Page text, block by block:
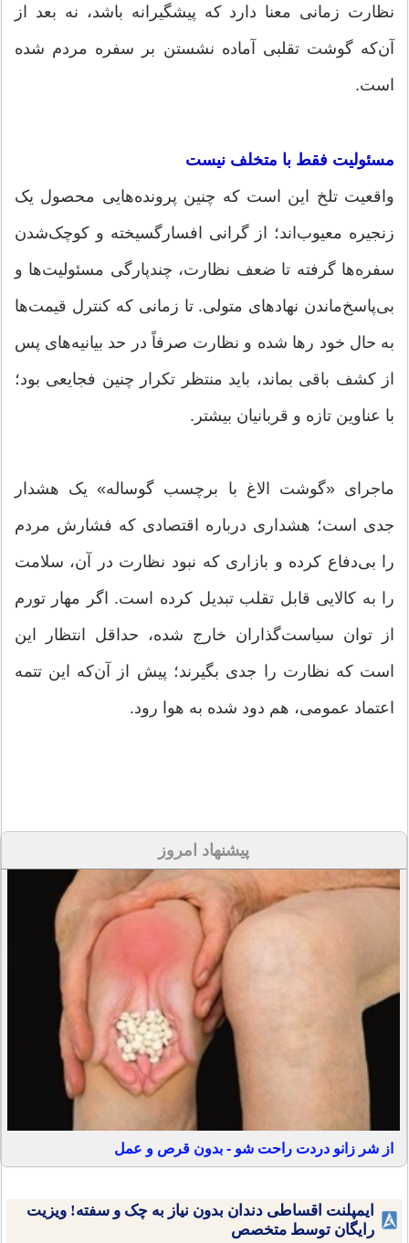
نظارت زمانی معنا دارد که پیشگیرانه باشد، نه بعد از
آن‌که گوشت تقلبی آماده نشستن بر سفره مردم شده
است.
مسئولیت فقط با متخلف نیست
واقعیت تلخ این است که چنین پرونده‌هایی محصول یک
زنجیره معیوب‌اند؛ از گرانی افسارگسیخته و کوچک‌شدن
سفره‌ها گرفته تا ضعف نظارت، چندپارگی مسئولیت‌ها و
بی‌پاسخ‌ماندن نهاد‌های متولی. تا زمانی که کنترل قیمت‌ها
به حال خود رها شده و نظارت صرفاً در حد بیانیه‌های پس
از کشف باقی بماند، باید منتظر تکرار چنین فجایعی بود؛
با عناوین تازه و قربانیان بیشتر.
ماجرای «گوشت الاغ با برچسب گوساله» یک هشدار
جدی است؛ هشداری درباره اقتصادی که فشارش مردم
را بی‌دفاع کرده و بازاری که نبود نظارت در آن، سلامت
را به کالایی قابل تقلب تبدیل کرده است. اگر مهار تورم
از توان سیاست‌گذاران خارج شده، حداقل انتظار این
است که نظارت را جدی بگیرند؛ پیش از آن‌که این تتمه
اعتماد عمومی، هم دود شده به هوا رود.
پیشنهاد امروز
از شر زانو دردت راحت شو - بدون قرص و عمل
ایمپلنت اقساطی دندان بدون نیاز به چک و سفته! ویزیت
رایگان توسط متخصص